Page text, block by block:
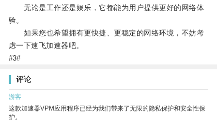
无论是工作还是娱乐，它都能为用户提供更好的网络体
验。
如果您也希望拥有更快捷、更稳定的网络环境，不妨考
虑一下速飞加速器吧。
#3#
评论
游客
这款加速器VPM应用程序已经为我们带来了无限的隐私保护和安全性保
护。